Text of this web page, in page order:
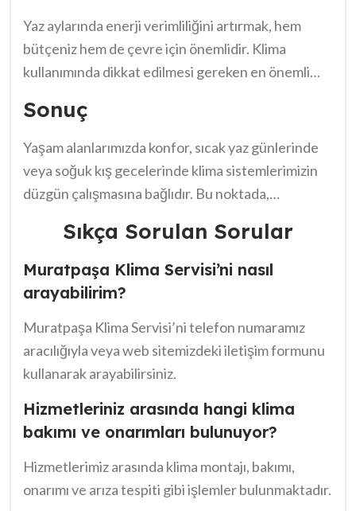
Yaz aylarında enerji verimliliğini artırmak, hem
bütçeniz hem de çevre için önemlidir. Klima
kullanımında dikkat edilmesi gereken en önemli
Filtreleri temizlemek, cihazın verimliliğini artırır.
Ayrıca, klima ayarlarını doğru yapmak da önemli;
aşırı soğutma hem enerji tüketimini artırır hem de
toprağın doğal dengesini bozabilir. Bu nedenle, yaz
iletişim kurmak, örneğin, Muratpaşa Klima Servisi
Unutmayın, her damla enerji önemlidir.
Sonuç
Yaşam alanlarımızda konfor, sıcak yaz günlerinde
veya soğuk kış gecelerinde klima sistemlerimizin
düzgün çalışmasına bağlıdır. Bu noktada,
sunması büyük bir avantaj sağlıyor. Her türlü arıza
veya bakım ihtiyacı için ulaşabileceğimiz bir
hizmetin varlığı, iç huzurumuzu artırıyor. Klima
müdahale şart. Bu nedenle, uzman bir ekiple
sürekli iletişimde olmak akıllıca bir tercih. Sonuç
olarak, bu hizmet, bize yalnızca teknik destek değil,
aynı zamanda güvenli ve konforlu bir yaşam alanı
da sunuyor.
Sıkça Sorulan Sorular
Muratpaşa Klima Servisi’ni nasıl
arayabilirim?
Muratpaşa Klima Servisi’ni telefon numaramız
aracılığıyla veya web sitemizdeki iletişim formunu
kullanarak arayabilirsiniz.
Hizmetleriniz arasında hangi klima
bakımı ve onarımları bulunuyor?
Hizmetlerimiz arasında klima montajı, bakımı,
onarımı ve arıza tespiti gibi işlemler bulunmaktadır.